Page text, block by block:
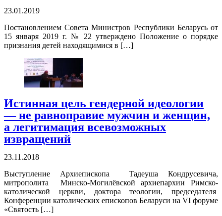
23.01.2019
Постановлением Совета Министров Республики Беларусь от
15 января 2019 г. № 22 утверждено Положение о порядке
признания детей находящимися в […]
Истинная цель гендерной идеологии
— не равноправие мужчин и женщин,
а легитимация всевозможных
извращений
23.11.2018
Выступление Архиепископа Tадеуша Кондрусевича,
митрополита Минско-Могилёвской архиепархии Римско-
католической церкви, доктора теологии, председателя
Конференции католических епископов Беларуси на VI форуме
«Святость […]